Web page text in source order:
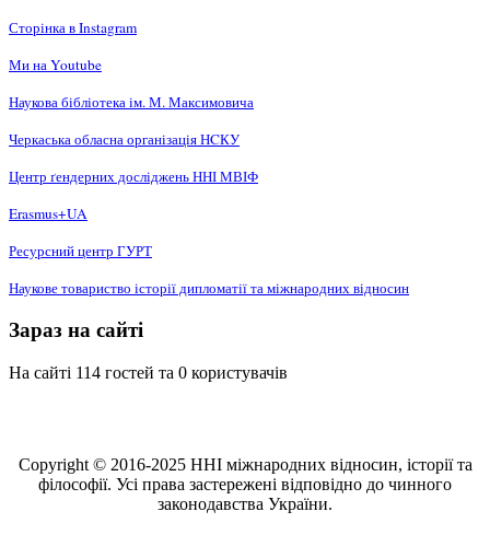
Сторінка в Instagram
Ми на Youtube
Наукова бібліотека ім. М. Максимовича
Черкаська обласна організація НCКУ
Центр ґендерних досліджень ННІ МВІФ
Erasmus+UA
Ресурсний центр ГУРТ
Наукове товариство історії дипломатії та міжнародних відносин
Зараз на сайті
На сайті 114 гостей та 0 користувачів
Copyright © 2016-2025 ННІ міжнародних відносин, історії та
філософії. Усі права застережені відповідно до чинного
законодавства України.